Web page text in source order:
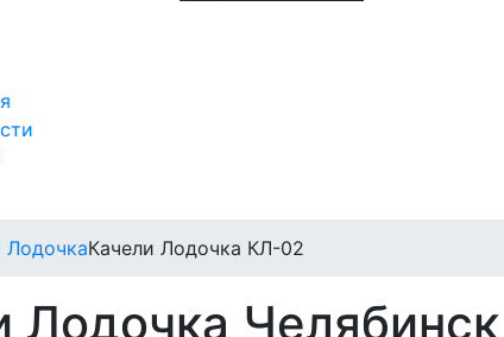
ЛодочкаКачели Лодочка КЛ-02
Лодочка Челябинск